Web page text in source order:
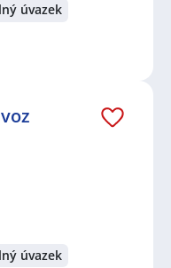
úvazek
úvazek